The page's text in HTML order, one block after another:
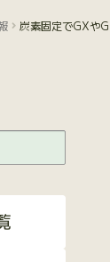
炭素固定でGXや